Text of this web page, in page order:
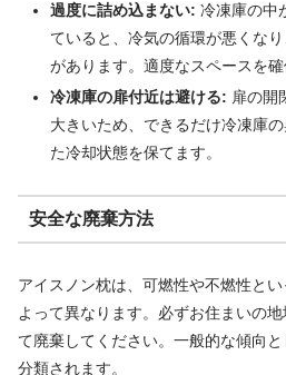
過度に詰め込まない: 冷凍庫の中
ていると、冷気の循環が悪くな
があります。適度なスペースを確
冷凍庫の扉付近は避ける: 扉の開
大きいため、できるだけ冷凍庫
た冷却状態を保てます。
安全な廃棄方法
アイスノン枕は、可燃性や不燃性と
よって異なります。必ずお住まいの
て廃棄してください。一般的な傾向
分類されます。